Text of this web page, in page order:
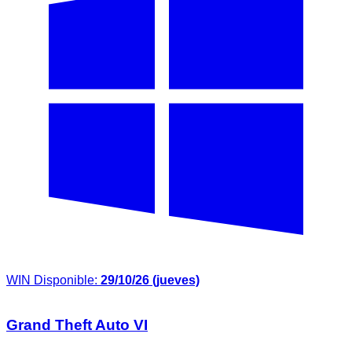
WIN Disponible: 29/10/26 (jueves)
Grand Theft Auto VI